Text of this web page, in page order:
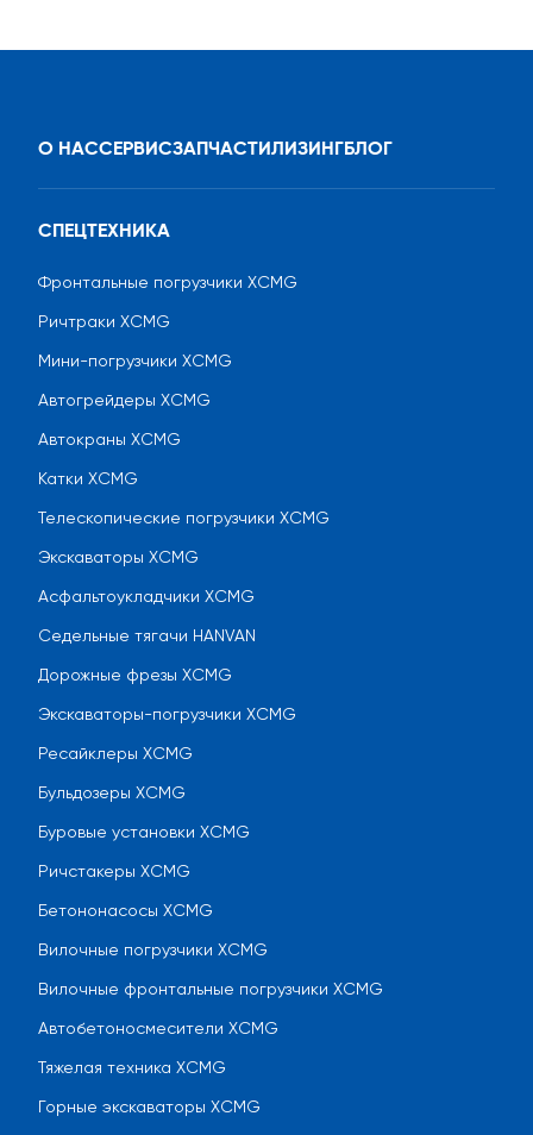
О НАССЕРВИСЗАПЧАСТИЛИЗИНГБЛОГ
СПЕЦТЕХНИКА
Фронтальные погрузчики XCMG
Ричтраки XCMG
Мини-погрузчики XCMG
Автогрейдеры XCMG
Автокраны XCMG
Катки XCMG
Телескопические погрузчики XCMG
Экскаваторы XCMG
Асфальтоукладчики XCMG
Седельные тягачи HANVAN
Дорожные фрезы XCMG
Экскаваторы-погрузчики XCMG
Ресайклеры XCMG
Бульдозеры XCMG
Буровые установки XCMG
Ричстакеры XCMG
Бетононасосы XCMG
Вилочные погрузчики XCMG
Вилочные фронтальные погрузчики XCMG
Автобетоносмесители XCMG
Тяжелая техника XCMG
Горные экскаваторы XCMG